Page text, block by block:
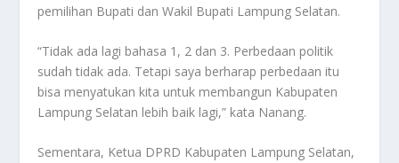
pemilihan Bupati dan Wakil Bupati Lampung Selatan.
“Tidak ada lagi bahasa 1, 2 dan 3. Perbedaan politik
sudah tidak ada. Tetapi saya berharap perbedaan itu
bisa menyatukan kita untuk membangun Kabupaten
Lampung Selatan lebih baik lagi,” kata Nanang.
Sementara, Ketua DPRD Kabupaten Lampung Selatan,